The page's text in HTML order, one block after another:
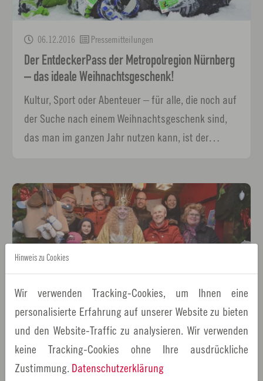
06.12.2016 Pressemitteilungen
Der EntdeckerPass der Metropolregion Nürnberg
– das ideale Weihnachtsgeschenk!
Kultur, Sport oder Abenteuer – für alle, die noch auf
der Suche nach einem Weihnachtsgeschenk sind,
das man im ganzen Jahr nutzen kann, ist der…
03.12.2016 Pressemitteilungen
Christkind und regionaler Glühwein: Freunde und
Förderer von Original Regional zu Gast auf dem
Christkindlesmarkt
Hinweis zu Cookies
Wir verwenden Tracking-Cookies, um Ihnen eine
personalisierte Erfahrung auf unserer Website zu bieten
und den Website-Traffic zu analysieren. Wir verwenden
keine Tracking-Cookies ohne Ihre ausdrückliche
Zustimmung. Datenschutzerklärung